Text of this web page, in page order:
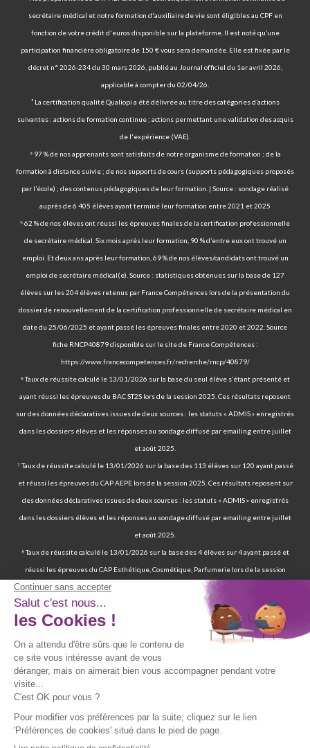
secrétaire médical et notre formation d'auxiliaire de vie sont éligibles au CPF en
fonction de votre crédit d'euros disponible sur la plateforme. Il est noté qu’une
participation financière obligatoire de 150 € vous sera demandée. Elle est fixée par le
décret n° 2026-234 du 30 mars 2026, publié au Journal officiel du 1er avril 2026,
applicable à compter du 02/04/26.
³ La certification qualité Qualiopi a été délivrée au titre des catégories d’actions
suivantes : actions de formation continue ; actions permettant une validation des acquis
de l'expérience (VAE).
⁴ 97 % de nos apprenants sont satisfaits de notre organisme de formation ; de la
formation à distance suivie ; de nos supports de cours (supports pédagogiques proposés
par l’école) ; des contenus pédagogiques de leur formation. | Source : sondage réalisé
auprès de 6 405 élèves ayant terminé leur formation entre 2021 et 2025
⁵ 62 % de nos élèves ont réussi les épreuves finales de la certification professionnelle
de secrétaire médical. Six mois après leur formation, 90 % d’entre eux ont trouvé un
emploi. Et deux ans après leur formation, 69 % de nos élèves/candidats ont trouvé un
emploi de secrétaire médical(e). Source : statistiques obtenues sur la base de 127
élèves sur les 204 élèves retenus par France Compétences lors de la présentation du
dossier de renouvellement de la certification professionnelle de secrétaire médical en
date du 25/06/2025 et ayant passé les épreuves finales entre 2020 et 2022. Source
fiche RNCP40879 disponible sur le site de France Compétences :
https://www.francecompetences.fr/recherche/rncp/40879/
⁶ Taux de réussite calculé le 13/01/2026 sur la base du seul élève s’étant présenté et
ayant réussi les épreuves du BAC ST2S lors de la session 2025. Ces résultats reposent
sur des données déclaratives issues de deux sources : les statuts « ADMIS » enregistrés
dans les dossiers élèves et les réponses au sondage diffusé par emailing entre juillet
et août 2025.
⁷ Taux de réussite calculé le 13/01/2026 sur la base des 113 élèves sur 120 ayant passé
et réussi les épreuves du CAP AEPE lors de la session 2025. Ces résultats reposent sur
des données déclaratives issues de deux sources : les statuts « ADMIS » enregistrés
dans les dossiers élèves et les réponses au sondage diffusé par emailing entre juillet
et août 2025.
⁸ Taux de réussite calculé le 13/01/2026 sur la base des 4 élèves sur 4 ayant passé et
réussi les épreuves du CAP Esthétique, Cosmétique, Parfumerie lors de la session
2025. Ces résultats reposent sur des données déclaratives issues de deux sources : les
statuts « ADMIS » enregistrés dans les dossiers élèves et les réponses au sondage
diffusé par emailing entre juillet et août 2025.
⁹ 70 % de nos élèves ont d’ailleurs réussi les épreuves finales de la certification
professionnelle d’auxiliaire de vie. | 97 % de nos élèves ont trouvé un emploi six mois
après avoir terminé leur formation certifiante d’auxiliaire de vie. | Deux ans après leur
lors de la présentation du dossier de renouvellement de la certification professionnelle